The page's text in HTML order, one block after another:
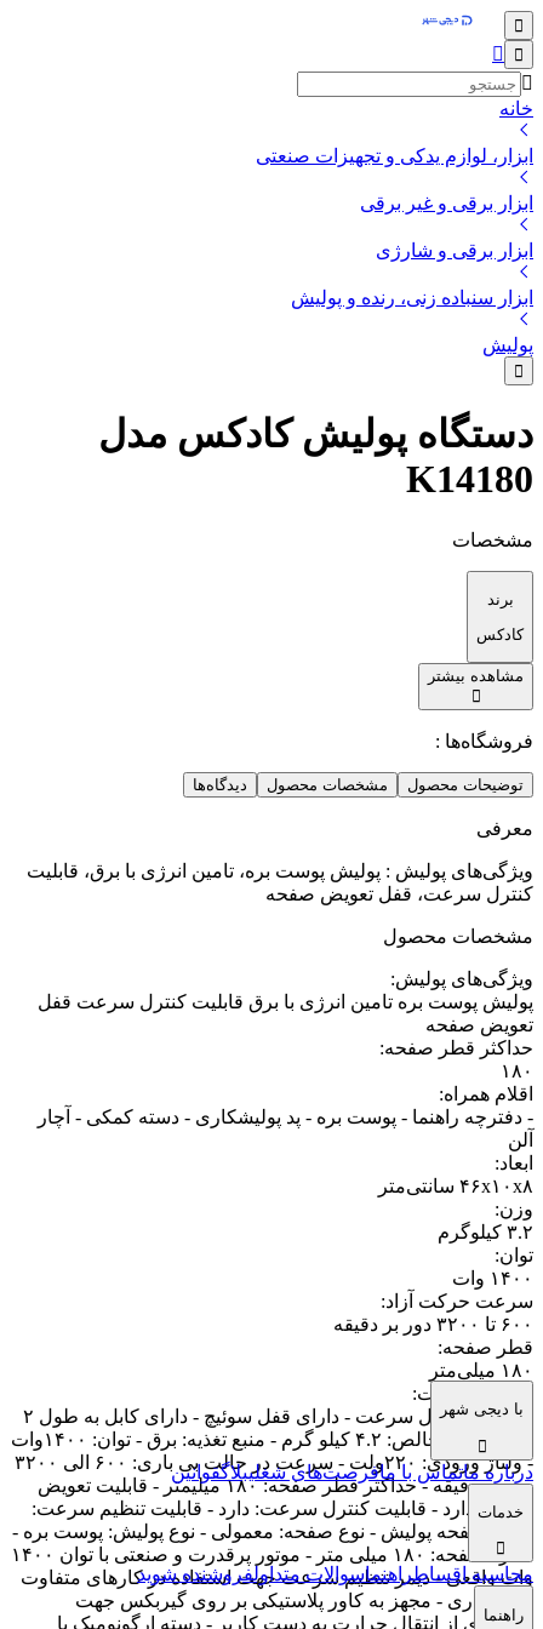
خانه
ابزار، لوازم یدکی و تجهیزات صنعتی
ابزار برقی و غیر برقی
ابزار برقی و شارژی
ابزار سنباده زنی، رنده و پولیش
پولیش
دستگاه پولیش کادکس مدل
K14180
مشخصات
برند
کادکس
مشاهده بیشتر
فروشگاه‌ها :
توضیحات محصول مشخصات محصول دیدگاه‌ها
معرفی
ویژگی‌های پولیش : پولیش پوست بره، تامین انرژی با برق، قابلیت
کنترل سرعت، قفل تعویض صفحه
مشخصات محصول
ویژگی‌های پولیش:
پولیش پوست بره تامین انرژی با برق قابلیت کنترل سرعت قفل
تعویض صفحه
حداکثر قطر صفحه:
۱۸۰
اقلام همراه:
- دفترچه راهنما - پوست بره - پد پولیشکاری - دسته کمکی - آچار
آلن
ابعاد:
۴۶x۱۰x۸ سانتی‌متر
وزن:
۳.۲ کیلوگرم
توان:
۱۴۰۰ وات
سرعت حرکت آزاد:
۶۰۰ تا ۳۲۰۰ دور بر دقیقه
قطر صفحه:
۱۸۰ میلی‌متر
سایر توضیحات:
- قابلیت کنترل سرعت - دارای قفل سوئیچ - دارای کابل به طول ۲
متر - وزن ناخالص: ۴.۲ کیلو گرم - منبع تغذیه: برق - توان: ۱۴۰۰وات
- ولتاژ ورودی: ۲۲۰ولت - سرعت در حالت بی باری: ۶۰۰ الی ۳۲۰۰
دور در دقیقه - حداکثر قطر صفحه: ۱۸۰ میلیمتر - قابلیت تعویض
صفحه: دارد - قابلیت کنترل سرعت: دارد - قابلیت تنظیم سرعت:
دارد - صفحه پولیش - نوع صفحه: معمولی - نوع پولیش: پوست بره -
اندازه صفحه: ۱۸۰ میلی متر - موتور پرقدرت و صنعتی با توان ۱۴۰۰
وات واقعی - دیمر تنظیم سرعت جهت استفاده در کارهای متفاوت
پولیشکاری - مجهز به کاور پلاستیکی بر روی گیربکس جهت
جلوگیری از انتقال حرارت به دست کاربر - دسته ارگونومیک با
با دیجی شهر
درباره ماتماس با مافرصت‌های شغلیبلاگقوانین
خدمات
محاسبه اقساطراهنماسوالات متداولفروشنده شوید
راهنما